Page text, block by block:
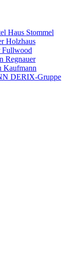
Haus Stommel
Holzhaus
Fullwood
Regnauer
Kaufmann
DERIX-Gruppe